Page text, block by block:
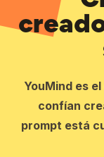
YouMind es
confían
prompt está